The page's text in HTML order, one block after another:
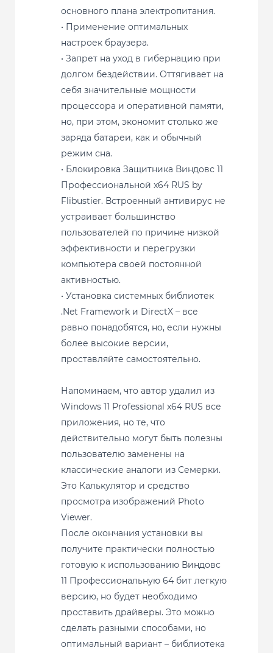
основного плана электропитания.
• Применение оптимальных
настроек браузера.
• Запрет на уход в гибернацию при
долгом бездействии. Оттягивает на
себя значительные мощности
процессора и оперативной памяти,
но, при этом, экономит столько же
заряда батареи, как и обычный
режим сна.
• Блокировка Защитника Виндовс 11
Профессиональной x64 RUS by
Flibustier. Встроенный антивирус не
устраивает большинство
пользователей по причине низкой
эффективности и перегрузки
компьютера своей постоянной
активностью.
• Установка системных библиотек
.Net Framework и DirectX – все
равно понадобятся, но, если нужны
более высокие версии,
проставляйте самостоятельно.
Напоминаем, что автор удалил из
Windows 11 Professional x64 RUS все
приложения, но те, что
действительно могут быть полезны
пользователю заменены на
классические аналоги из Семерки.
Это Калькулятор и средство
просмотра изображений Photo
Viewer.
После окончания установки вы
получите практически полностью
готовую к использованию Виндовс
11 Профессиональную 64 бит легкую
версию, но будет необходимо
проставить драйверы. Это можно
сделать разными способами, но
оптимальный вариант – библиотека